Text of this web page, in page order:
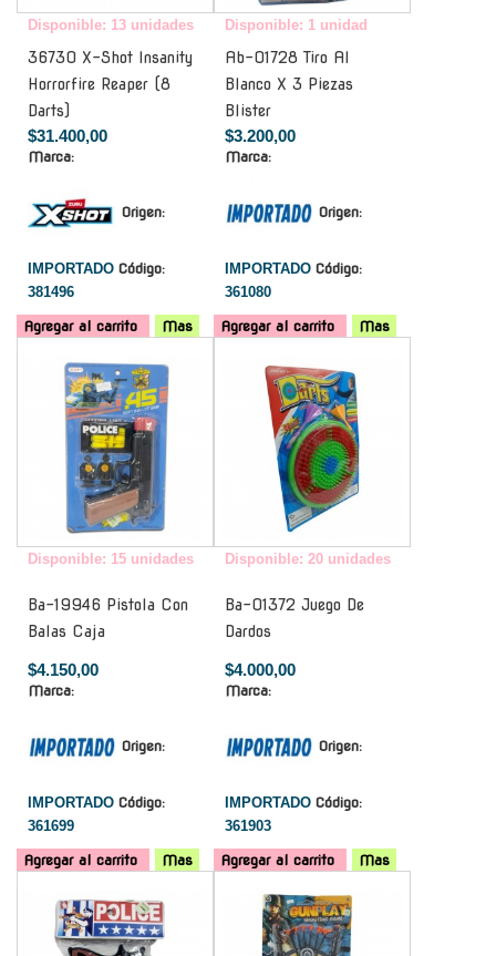
Disponible: 13 unidades
36730 X-Shot Insanity
Horrorfire Reaper (8
Darts)
$31.400,00
Marca:
Origen:
IMPORTADO Código:
381496
Agregar al carrito Mas
Disponible: 1 unidad
Ab-01728 Tiro Al
Blanco X 3 Piezas
Blister
$3.200,00
Marca:
Origen:
IMPORTADO Código:
361080
Agregar al carrito
Mas
Disponible: 15 unidades
Ba-19946 Pistola Con
Balas Caja
$4.150,00
Marca:
Origen:
IMPORTADO Código:
361699
Agregar al carrito Mas
Disponible: 20 unidades
Ba-01372 Juego De
Dardos
$4.000,00
Marca:
Origen:
IMPORTADO Código:
361903
Agregar al carrito
Mas